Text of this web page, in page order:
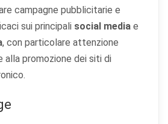
campagne pubblicitarie e
sui principali social media e
, con particolare attenzione
alla promozione dei siti di